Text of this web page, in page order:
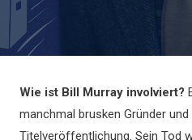
Wie ist Bill Murray involviert?
manchmal brusken Gründer
Titelveröffentlichung. Sein Tod